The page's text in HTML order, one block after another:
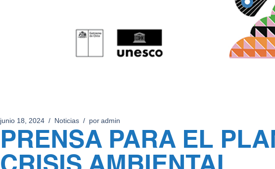
junio 18, 2024 Noticias poradmin
PRENSA PARA EL